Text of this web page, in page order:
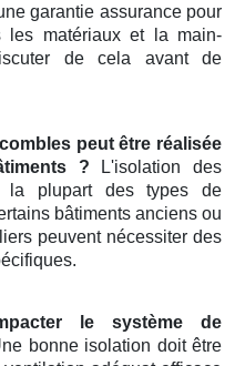
garantie assurance pour
les matériaux et la main-
de cela avant de
peut être réalisée
? L'isolation des
la plupart des types de
bâtiments anciens ou
peuvent nécessiter des
le système de
bonne isolation doit être